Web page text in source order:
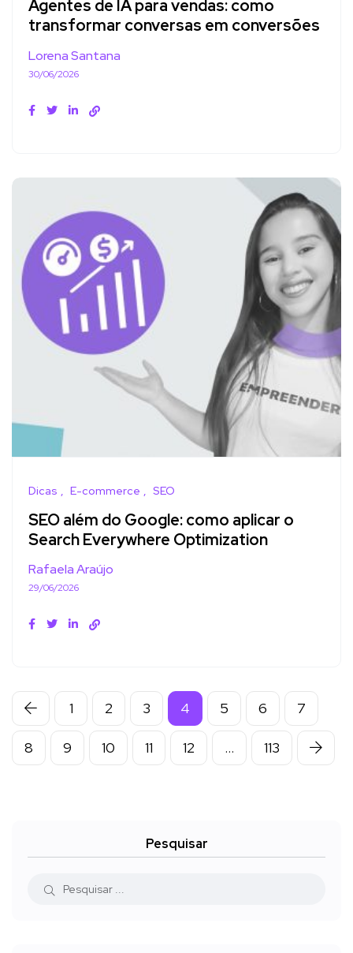
Agentes de IA para vendas: como
transformar conversas em conversões
Lorena Santana
30/06/2026
Dicas E-commerce SEO
SEO além do Google: como aplicar o
Search Everywhere Optimization
Rafaela Araújo
29/06/2026
1 2 3 4 5 6 7
8 9 10 11 12 … 113
Pesquisar